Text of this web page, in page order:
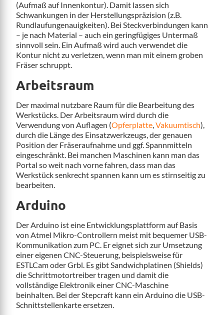
(Aufmaß auf Innenkontur). Damit lassen sich
Schwankungen in der Herstellungspräzision (z.B.
Rundlaufungenauigkeiten). Bei Steckverbindungen kann
– je nach Material – auch ein geringfügiges Untermaß
sinnvoll sein. Ein Aufmaß wird auch verwendet die
Kontur nicht zu verletzen, wenn man mit einem groben
Fräser schruppt.
Arbeitsraum
Der maximal nutzbare Raum für die Bearbeitung des
Werkstücks. Der Arbeitsraum wird durch die
Verwendung von Auflagen (Opferplatte,Vakuumtisch),
durch die Länge des Einsatzwerkzeugs, der genauen
Position der Fräseraufnahme und ggf. Spannmitteln
eingeschränkt. Bei manchen Maschinen kann man das
Portal so weit nach vorne fahren, dass man das
Werkstück senkrecht spannen kann um es stirnseitig zu
bearbeiten.
Arduino
Der Arduino ist eine Entwicklungsplattform auf Basis
von Atmel Mikro-Controllern meist mit bequemer USB-
Kommunikation zum PC. Er eignet sich zur Umsetzung
einer eigenen CNC-Steuerung, beispielsweise für
ESTLCam oder Grbl. Es gibt Sandwichplatinen (Shields)
die Schrittmotortreiber tragen und damit die
vollständige Elektronik einer CNC-Maschine
beinhalten. Bei der Stepcraft kann ein Arduino die USB-
Schnittstellenkarte ersetzen.